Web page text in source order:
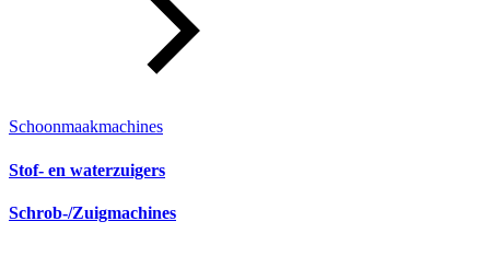
Schoonmaakmachines
Stof- en waterzuigers
Schrob-/Zuigmachines